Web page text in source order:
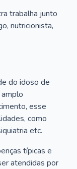
trabalha junto
nutricionista,
do idoso de
esse
como
etc.
típicas e
atendidas por